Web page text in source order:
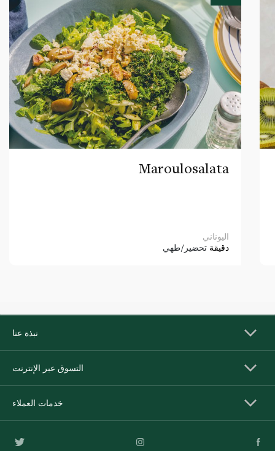
Maroulosalata
اليوناني
دقيقة تحضير/طهي
نبذة عنا
التسوق عبر الإنترنت
خدمات العملاء